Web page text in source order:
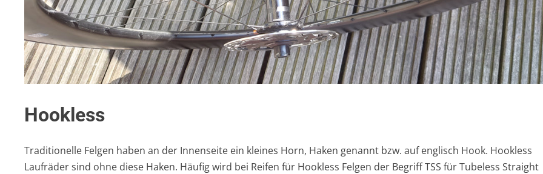
Hookless
Traditionelle Felgen haben an der Innenseite ein kleines Horn, Haken genannt bzw. auf englisch Hook. Hookless
Laufräder sind ohne diese Haken. Häufig wird bei Reifen für Hookless Felgen der Begriff TSS für Tubeless Straight